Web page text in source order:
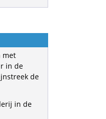
met
in de
de
in de